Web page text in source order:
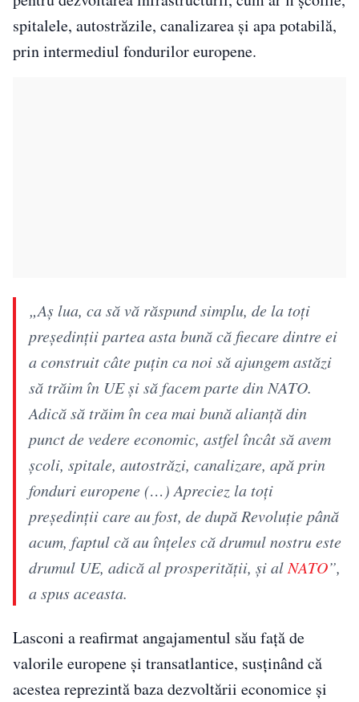
spitalele, autostrăzile, canalizarea și apa potabilă,
prin intermediul fondurilor europene.
„Aș lua, ca să vă răspund simplu, de la toți
președinții partea asta bună că fiecare dintre ei
a construit câte puțin ca noi să ajungem astăzi
să trăim în UE și să facem parte din NATO.
Adică să trăim în cea mai bună alianță din
punct de vedere economic, astfel încât să avem
școli, spitale, autostrăzi, canalizare, apă prin
fonduri europene (…) Apreciez la toți
președinții care au fost, de după Revoluție până
acum, faptul că au înțeles că drumul nostru este
drumul UE, adică al prosperității, și alNATO”,
a spus aceasta.
Lasconi a reafirmat angajamentul său față de
valorile europene și transatlantice, susținând că
acestea reprezintă baza dezvoltării economice și